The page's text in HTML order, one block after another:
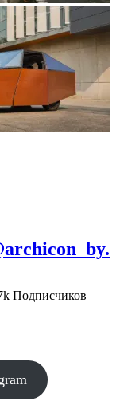
Подписчиков